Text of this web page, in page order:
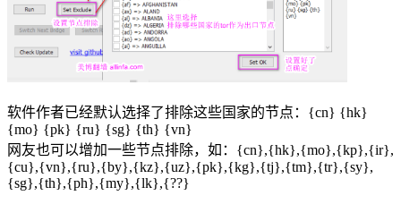
软件作者已经默认选择了排除这些国家的节点：{cn} {hk}
{mo} {pk} {ru} {sg} {th} {vn}
网友也可以增加一些节点排除，如：{cn},{hk},{mo},{kp},{ir},
{cu},{vn},{ru},{by},{kz},{uz},{pk},{kg},{tj},{tm},{tr},{sy},
{sg},{th},{ph},{my},{lk},{??}